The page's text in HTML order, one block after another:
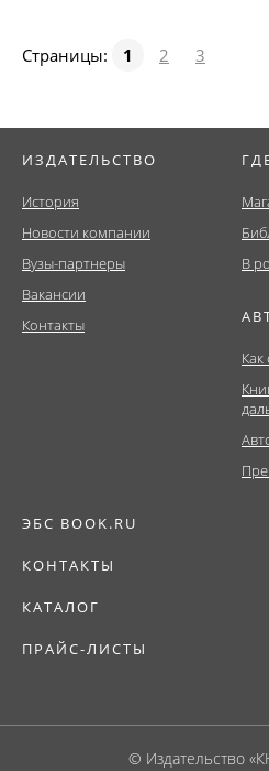
Страницы: 1 2 3
ИЗДАТЕЛЬСТВО
История
Новости компании
Вузы-партнеры
Вакансии
Контакты
В
Как
ЭБС BOOK.RU
КОНТАКТЫ
КАТАЛОГ
ПРАЙС-ЛИСТЫ
© Издательство